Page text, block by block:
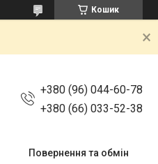
Кошик
+380 (96) 044-60-78
+380 (66) 033-52-38
Повернення та обмін